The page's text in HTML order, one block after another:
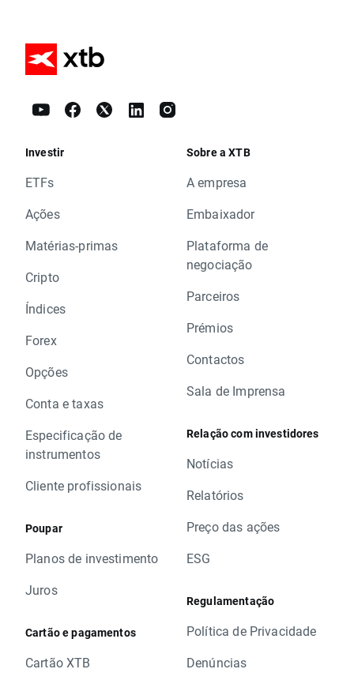
Investir
ETFs
Ações
Matérias-primas
Cripto
Índices
Forex
Opções
Conta e taxas
Especificação de
instrumentos
Cliente profissionais
Poupar
Planos de investimento
Juros
Cartão e pagamentos
Cartão XTB
Sobre a XTB
A empresa
Embaixador
Plataforma de
negociação
Parceiros
Prémios
Contactos
Sala de Imprensa
Relação com investidores
Notícias
Relatórios
Preço das ações
ESG
Regulamentação
Política de Privacidade
Denúncias